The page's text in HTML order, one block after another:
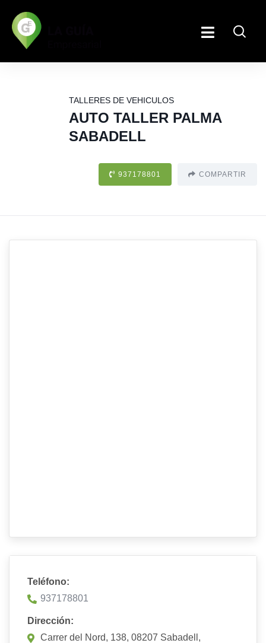
TALLERES DE VEHICULOS
AUTO TALLER PALMA
SABADELL
937178801 COMPARTIR
Teléfono:
937178801
Dirección:
Carrer del Nord, 138, 08207 Sabadell,